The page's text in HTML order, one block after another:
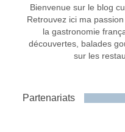
Bienvenue sur le blog
Retrouvez ici ma
la gastronomie
découvertes, balades
sur les
Partenariats